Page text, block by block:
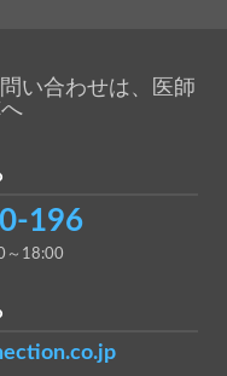
い合わせは、医師
196
～18:00